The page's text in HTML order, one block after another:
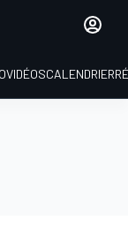
VIDÉOSCALENDRIER